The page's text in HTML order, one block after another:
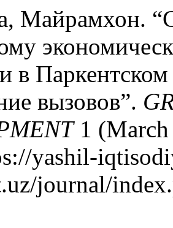
Майрамхон.
в
вызовов”.
1 (March
yashil-
journal/